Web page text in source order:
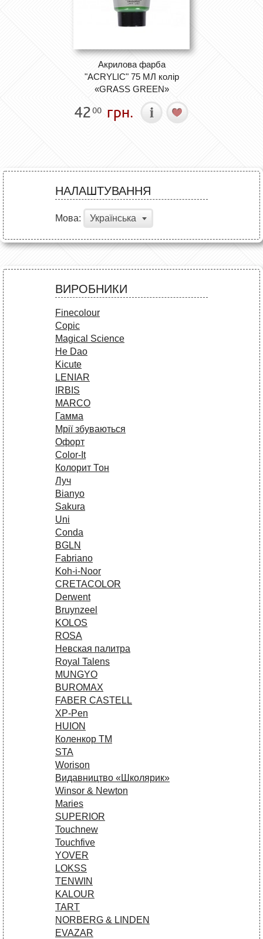
Акрилова фарба
"ACRYLIC" 75 МЛ колір
«GRASS GREEN»
4200 грн.
НАЛАШТУВАННЯ
Мова: Українська
ВИРОБНИКИ
Finecolour
Copic
Magical Science
He Dao
Kicute
LENIAR
IRBIS
MARCO
Гамма
Мрії збуваються
Офорт
Сolor-It
Колорит Тон
Луч
Bianyo
Sakura
Uni
Conda
BGLN
Fabriano
Koh-i-Noor
CRETACOLOR
Derwent
Bruynzeel
KOLOS
ROSA
Невская палитра
Royal Talens
MUNGYO
BUROMAX
FABER CASTELL
XP-Pen
HUION
Коленкор ТМ
STA
Worison
Видавництво «Школярик»
Winsor & Newton
Maries
SUPERIOR
Touchnew
Touchfive
YOVER
LOKSS
TENWIN
KALOUR
TART
NORBERG & LINDEN
EVAZAR